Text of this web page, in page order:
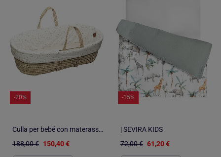
-20%
Culla per bebé con materasso, copertura e lenzuolo, sidonia | SEVIRA KIDS
188,00 € 150,40 €
-15%
| SEVIRA KIDS
72,00 € 61,20 €